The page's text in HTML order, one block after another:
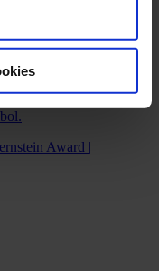
chefdirigenten, men